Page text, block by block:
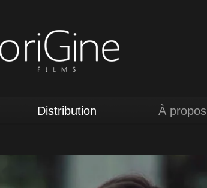
Distribution À propos